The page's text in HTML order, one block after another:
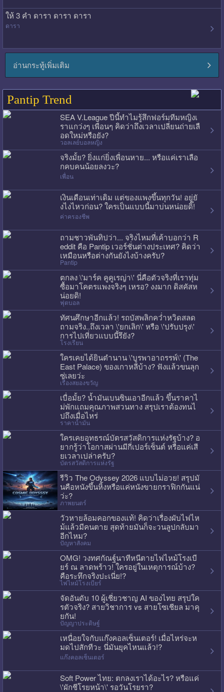
ให้ 3 คำ ดารา ดารา ดารา
ดารา
อ่านกระทู้เพิ่มเติม
Pantip Trend
SEA V.League ปีนี้ทำไมรู้สึกฟอร์มทีมหญิงเ
ราแกว่งๆ เพื่อนๆ คิดว่าถึงเวลาเปลี่ยนถ่ายเลื
อดใหม่หรือยัง?
วอลเลย์บอลหญิง
จริงมั้ย? ยิ่งแก่ยิ่งเพื่อนหาย... หรือแค่เราเลือ
กคบคนน้อยลงวะ?
เพื่อน
เงินเดือนเท่าเดิม แต่ของแพงขึ้นทุกวัน! อยู่ยั
งไงไหวก่อน? ใครเป็นแบบนี้มาบ่นหน่อยดิ๊!
ค่าครองชีพ
ถามชาวพันทิปว่า... จริงไหมที่เค้าบอกว่า R
eddit คือ Pantip เวอร์ชั่นต่างประเทศ? คิดว่า
เหมือนหรือต่างกันยังไงบ้างครับ?
Pantip
ตกลง \'มาร์ค คูคูเรญ่า\' นี่คือตัวจริงที่เราทุ่ม
ซื้อมาโคตรแพงจริงๆ เหรอ? งงมาก ดิสคัสห
น่อยดิ!
ฟุตบอล
ทัศนศึกษาอีกแล้ว! รถบัสพลิกคว่ำหวิดสลด
ถามจริง..ถึงเวลา \'ยกเลิก\' หรือ \'ปรับปรุง\'
การไปเที่ยวแบบนี้รึยัง?
โรงเรียน
ใครเคยได้ยินตำนาน \'บูรพาอาถรรพ์\' (The
East Palace) ของเกาหลีบ้าง? ฟังแล้วขนลุก
ซู่เลยว่ะ
เรื่องสยองขวัญ
เบื่อมั้ย? น้ำมันเบนซินเอาอีกแล้ว ขึ้นราคาไ
ม่พักแถมคุณภาพสวนทาง สรุปเราต้องทนไ
ปถึงเมื่อไหร่
ราคาน้ำมัน
ใครเคยอุทธรณ์บัตรสวัสดิการแห่งรัฐบ้าง? อ
ยากรู้ว่าโอกาสผ่านมีกี่เปอร์เซ็นต์ หรือแค่เสี
ยเวลาเปล่าครับ?
บัตรสวัสดิการแห่งรัฐ
รีวิว The Odyssey 2026 แบบไม่อวย! สรุปมั
นคือหนังขึ้นหิ้งหรือแค่หนังขายกราฟิกกันแน่
ว่ะ?
ภาพยนตร์
วัวหายล้อมคอกของแท้! คิดว่าเรื่องผับไฟไห
ม้แล้วมีคนตาย สุดท้ายมันก็จะวนลูปกลับมา
อีกไหม?
ปัญหาสังคม
OMG! วงทศกัณฐ์นาทีหนีตายไฟไหม้โรงเบี
ยร์ ณ ลาดพร้าว! ใครอยู่ในเหตุการณ์บ้าง?
คือระทึกจริงปะเนี่ย!?
ไฟไหม้โรงเบียร์
จัดอันดับ 10 ผู้เชี่ยวชาญ AI ของไทย สรุปใค
รตัวจริง? สายวิชาการ vs สายโซเชียล มาคุ
ยกัน!
ปัญญาประดิษฐ์
เหนื่อยใจกับแก๊งคอลเซ็นเตอร์! เมื่อไหร่จะห
มดไปสักทีวะ นี่มันยุคไหนแล้ว!?
แก๊งคอลเซ็นเตอร์
Soft Power ไทย: ตกลงเราได้อะไร? หรือแค่
\'ผักชีโรยหน้า\' รอวันโรยรา?